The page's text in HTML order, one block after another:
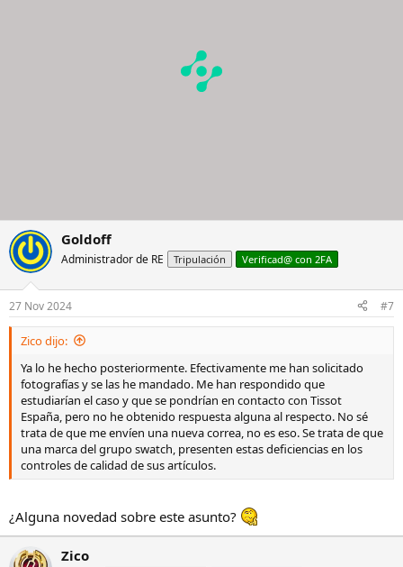
Goldoff
Administrador de RE Tripulación Verificad@ con 2FA
27 Nov 2024 #7
Zico dijo:
Ya lo he hecho posteriormente. Efectivamente me han solicitado
fotografías y se las he mandado. Me han respondido que
estudiarían el caso y que se pondrían en contacto con Tissot
España, pero no he obtenido respuesta alguna al respecto. No sé
trata de que me envíen una nueva correa, no es eso. Se trata de que
una marca del grupo swatch, presenten estas deficiencias en los
controles de calidad de sus artículos.
¿Alguna novedad sobre este asunto?
Zico